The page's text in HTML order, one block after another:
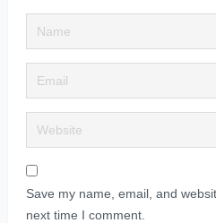
Save my name, email, and
next time I comment.